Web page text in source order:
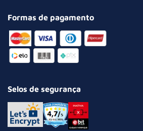
Formas de pagamento
Selos de segurança